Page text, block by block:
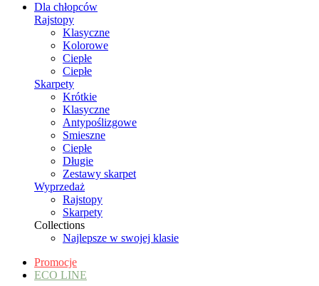
Dla chłopców
Rajstopy
Klasyczne
Kolorowe
Ciepłe
Ciepłe
Skarpety
Krótkie
Klasyczne
Antypoślizgowe
Smieszne
Ciepłe
Długie
Zestawy skarpet
Wyprzedaż
Rajstopy
Skarpety
Collections
Najlepsze w swojej klasie
Promocje
ECO LINE